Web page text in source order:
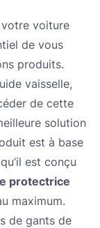
voiture
de vous
produits.
vaisselle,
de cette
solution
est à base
est conçu
protectrice
maximum.
de gants de